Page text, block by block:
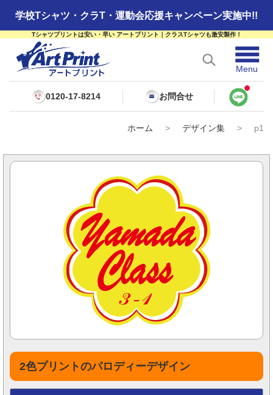
学校Tシャツ・クラT・運動会応援キャンペーン実施中!!
Tシャツプリントは安い・早い アートプリント｜クラスTシャツも激安製作！
☰
Menu
0120-17-8214 お問合せ
ホーム > デザイン集 > p1
2色プリントのパロディーデザイン